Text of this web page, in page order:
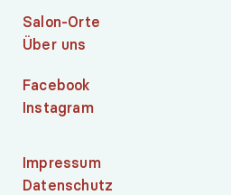
Salon-Orte
Über uns
Facebook
Instagram
Impressum
Datenschutz